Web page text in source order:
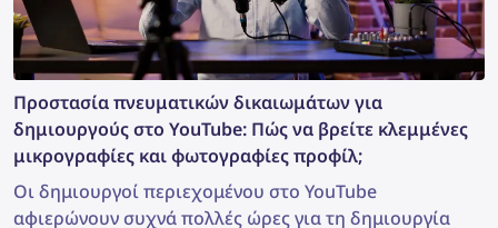
Προστασία πνευματικών δικαιωμάτων για
δημιουργούς στο YouTube: Πώς να βρείτε κλεμμένες
μικρογραφίες και φωτογραφίες προφίλ;
Οι δημιουργοί περιεχομένου στο YouTube
αφιερώνουν συχνά πολλές ώρες για τη δημιουργία